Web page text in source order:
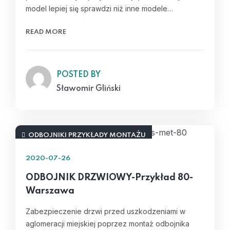
model lepiej się sprawdzi niż inne modele…
READ MORE
POSTED BY
Sławomir Gliński
ODBOJNIKI PRZYKŁADY MONTAŻU
2020-07-26
ODBOJNIK DRZWIOWY-Przykład 80-
Warszawa
Zabezpieczenie drzwi przed uszkodzeniami w
aglomeracji miejskiej poprzez montaż odbojnika